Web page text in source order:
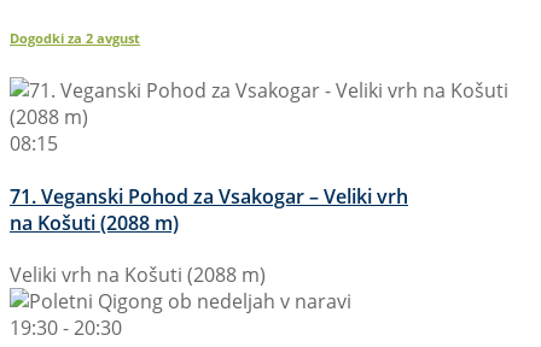
Dogodki za 2 avgust
08:15
71. Veganski Pohod za Vsakogar – Veliki vrh
na Košuti (2088 m)
Veliki vrh na Košuti (2088 m)
19:30 - 20:30